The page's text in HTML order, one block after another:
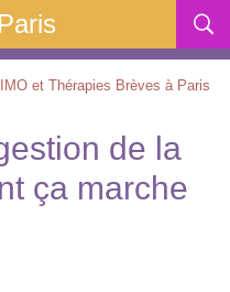
et Thérapies Brèves à Paris
de la
ça marche